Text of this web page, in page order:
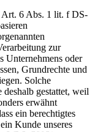
Art. 6 Abs. 1 lit. f DS-
zur
Unternehmens oder
Grundrechte und
Solche
deshalb gestattet, weil
erwähnt
ein berechtigtes
Kunde unseres